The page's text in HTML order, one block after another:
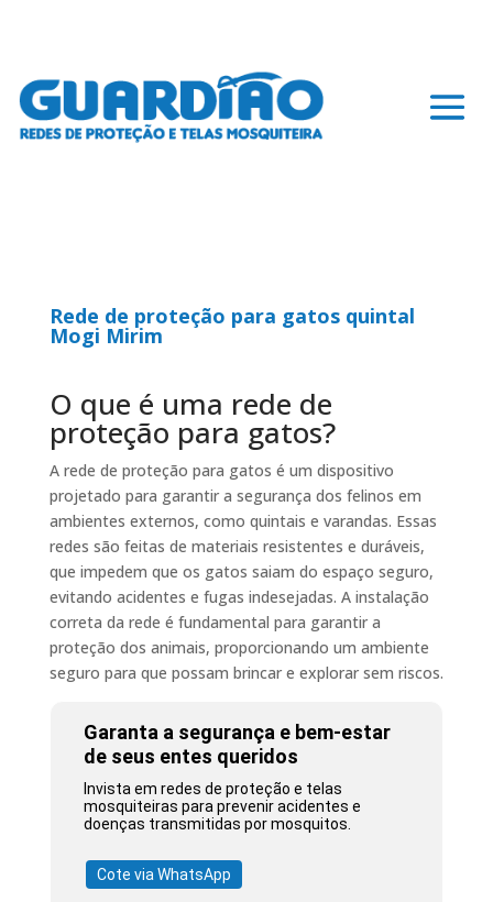
Rede de proteção para gatos quintal
Mogi Mirim
O que é uma rede de
proteção para gatos?
A rede de proteção para gatos é um dispositivo
projetado para garantir a segurança dos felinos em
ambientes externos, como quintais e varandas. Essas
redes são feitas de materiais resistentes e duráveis,
que impedem que os gatos saiam do espaço seguro,
evitando acidentes e fugas indesejadas. A instalação
correta da rede é fundamental para garantir a
proteção dos animais, proporcionando um ambiente
seguro para que possam brincar e explorar sem riscos.
Garanta a segurança e bem-estar
de seus entes queridos
Invista em redes de proteção e telas
mosquiteiras para prevenir acidentes e
doenças transmitidas por mosquitos.
Cote via WhatsApp